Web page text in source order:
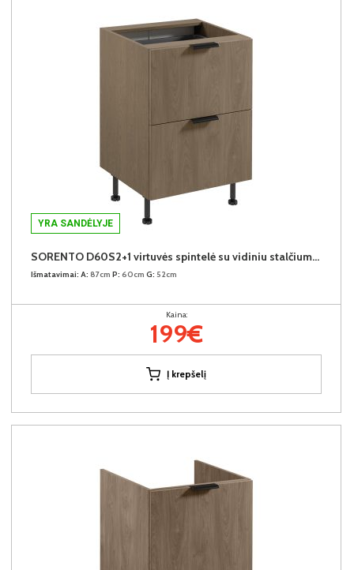
YRA SANDĖLYJE
SORENTO D60S2+1 virtuvės spintelė su vidiniu stalčiumi (Baltic Storm/Baltic Storm)
Išmatavimai: A: 87cm P: 60cm G: 52cm
Kaina:
199€
Į krepšelį